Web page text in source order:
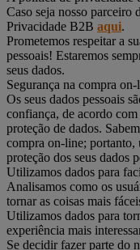
Caso seja nosso parceiro
Privacidade B2B aqui.
Prometemos respeitar a
pessoais! Estaremos
seus dados.
Segurança na compra
Os seus dados pessoais
confiança, de acordo
proteção de dados.
compra on-line; portanto,
proteção dos seus dados
Utilizamos dados para
Analisamos como os
tornar as coisas mais
Utilizamos dados para
experiência mais
Se decidir fazer parte do